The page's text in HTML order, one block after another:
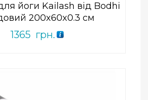
йоги Kailash від Bodhi
200x60x0.3 см
1365 грн.